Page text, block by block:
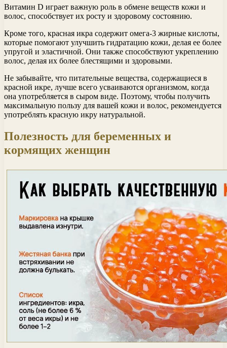
Витамин D играет важную роль в обмене веществ кожи и
волос, способствует их росту и здоровому состоянию.
Кроме того, красная икра содержит омега-3 жирные кислоты,
которые помогают улучшить гидратацию кожи, делая ее более
упругой и эластичной. Они также способствуют укреплению
волос, делая их более блестящими и здоровыми.
Не забывайте, что питательные вещества, содержащиеся в
красной икре, лучше всего усваиваются организмом, когда
она употребляется в сыром виде. Поэтому, чтобы получить
максимальную пользу для вашей кожи и волос, рекомендуется
употреблять красную икру натуральной.
Полезность для беременных и
кормящих женщин